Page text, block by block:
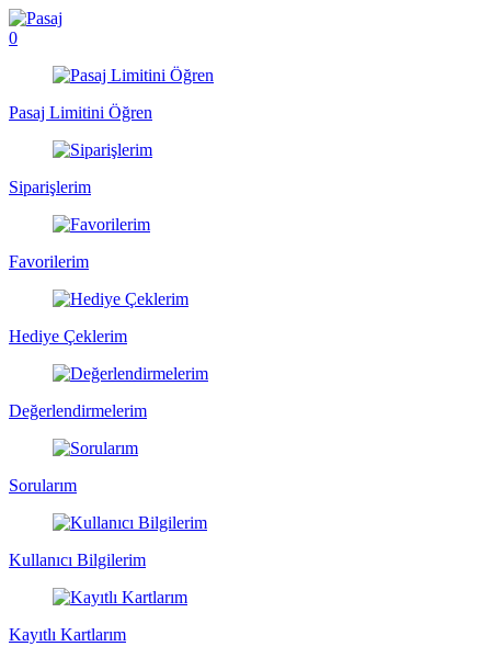
0
Pasaj Limitini Öğren
Siparişlerim
Favorilerim
Hediye Çeklerim
Değerlendirmelerim
Sorularım
Kullanıcı Bilgilerim
Kayıtlı Kartlarım